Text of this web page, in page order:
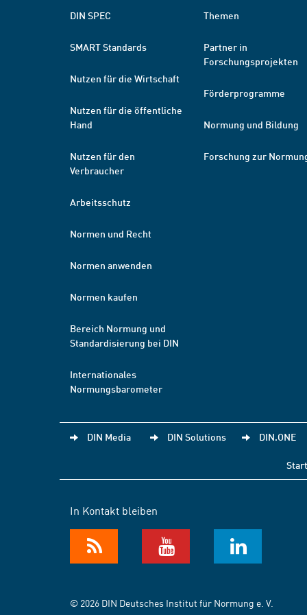
DIN SPEC
SMART Standards
Nutzen für die Wirtschaft
Nutzen für die öffentliche
Hand
Nutzen für den
Verbraucher
Arbeitsschutz
Normen und Recht
Normen anwenden
Normen kaufen
Bereich Normung und
Standardisierung bei DIN
Internationales
Normungsbarometer
Themen
Partner in
Forschungsprojekten
Förderprogramme
Normung und Bildung
Forschung zur
DIN Media DIN Solutions DIN.ONE
In Kontakt bleiben
© 2026 DIN Deutsches Institut für Normung e. V.